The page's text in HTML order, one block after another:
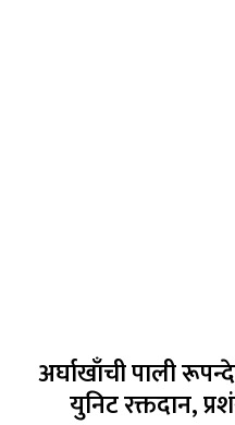
अर्घाखाँची पाली
युनिट रक्तदान,